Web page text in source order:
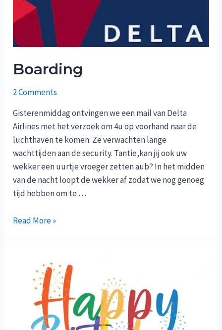
Boarding
2 Comments
Gisterenmiddag ontvingen we een mail van Delta
Airlines met het verzoek om 4u op voorhand naar de
luchthaven te komen. Ze verwachten lange
wachttijden aan de security. Tantie,kan jij ook uw
wekker een uurtje vroeger zetten aub? In het midden
van de nacht loopt de wekker af zodat we nog genoeg
tijd hebben om te …
Boarding
Read More »